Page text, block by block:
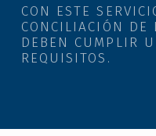
CON ESTE
CONCILIACIÓN DE
DEBEN CUMPLIR
REQUISITOS.